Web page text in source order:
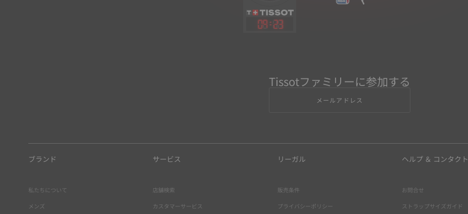
09:23
Tissotファミリーに参加する
メールアドレス
ブランド
私たちについて
メンズ
サービス
店舗検索
カスタマーサービス
リーガル
販売条件
プライバシーポリシー
ヘルプ ＆ コンタクト
お問合せ
ストラップサイズガイド